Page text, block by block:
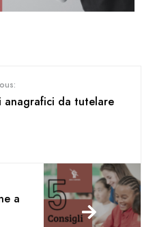
anagrafici da tutelare
a